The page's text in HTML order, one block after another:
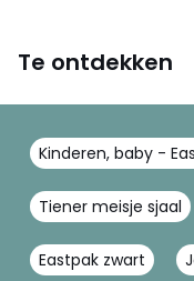
Te ontdekken
Kinderen, baby -
Tiener meisje sjaal
Eastpak zwart